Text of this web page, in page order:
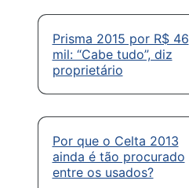
Prisma 2015 por R$ 46
mil: “Cabe tudo”, diz
proprietário
Por que o Celta 2013
ainda é tão procurado
entre os usados?